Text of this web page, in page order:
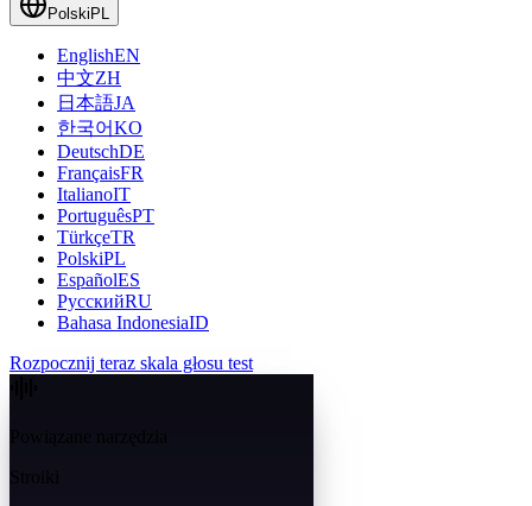
Polski PL
EnglishEN
中文ZH
日本語JA
한국어KO
DeutschDE
FrançaisFR
ItalianoIT
PortuguêsPT
TürkçeTR
PolskiPL
EspañolES
РусскийRU
Bahasa IndonesiaID
Rozpocznij teraz skala głosu test
Stroiki